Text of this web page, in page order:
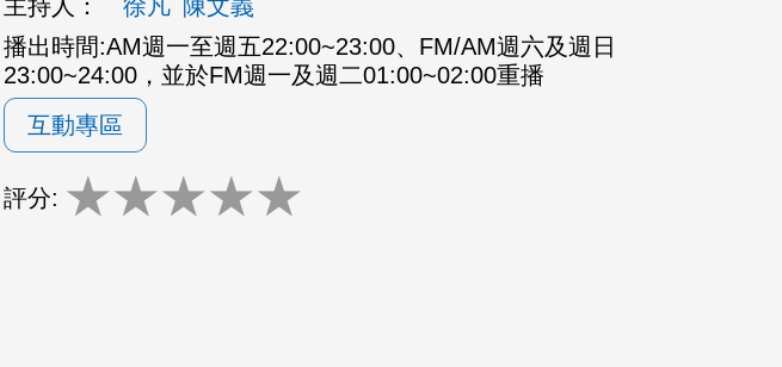
主持人：
徐凡 陳文義
播出時間:AM週一至週五22:00~23:00、FM/AM週六及週日
23:00~24:00，並於FM週一及週二01:00~02:00重播
互動專區
評分: ★★★★★